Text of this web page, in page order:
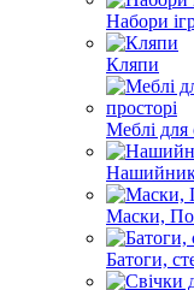
Набори
Кляпи
Меблі для
Маски,
Батоги,